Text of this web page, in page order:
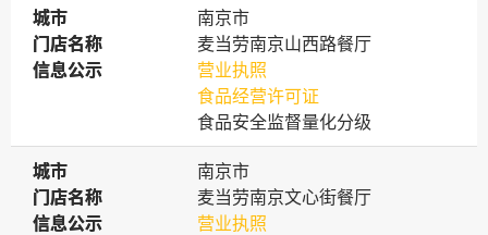
城市
城市
南京市
门店名称
门店名称
麦当劳南京山西路餐厅
信息公示
信息公示
营业执照
食品经营许可证
食品安全监督量化分级
城市
城市
南京市
门店名称
门店名称
麦当劳南京文心街餐厅
信息公示
信息公示
营业执照